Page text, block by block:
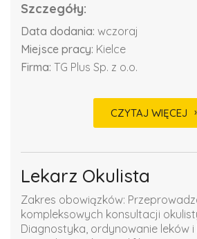
Szczegóły:
Data dodania: wczoraj
Miejsce pracy: Kielce
Firma: TG Plus Sp. z o.o.
CZYTAJ WIĘCEJ
Lekarz Okulista
Zakres obowiązków:
kompleksowych konsultacji
Diagnostyka, ordynowanie leków